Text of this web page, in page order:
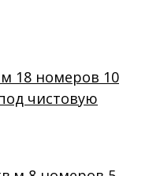
18 номеров 10
чистовую